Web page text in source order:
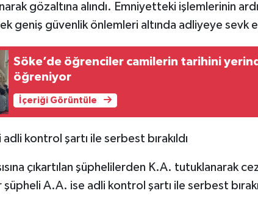
gözaltına alındı. Emniyetteki işlemlerinin
geniş güvenlik önlemleri altında adliyeye sevk
Söke’de öğrenciler camilerin tarihini
öğreniyor
İçeriği Görüntüle
kontrol şartı ile serbest bırakıldı
çıkartılan şüphelilerden K.A. tutuklanarak
A.A. ise adli kontrol şartı ile serbest